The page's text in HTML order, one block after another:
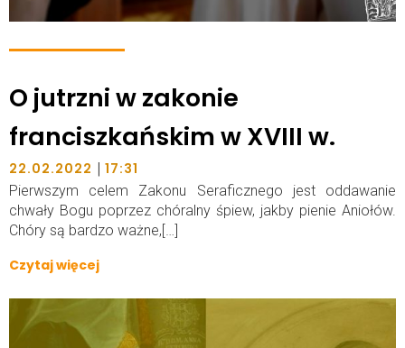
O jutrzni w zakonie
franciszkańskim w XVIII w.
22.02.2022 | 17:31
Pierwszym celem Zakonu Seraficznego jest oddawanie
chwały Bogu poprzez chóralny śpiew, jakby pienie Aniołów.
Chóry są bardzo ważne,[…]
Czytaj więcej